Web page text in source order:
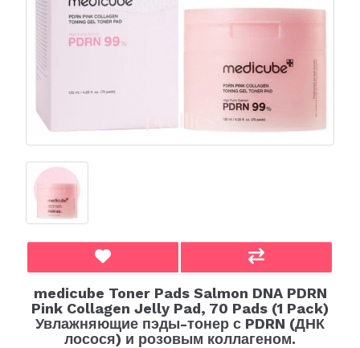
medicube Toner Pads Salmon DNA PDRN
Pink Collagen Jelly Pad, 70 Pads (1 Pack)
Увлажняющие пэды-тонер с PDRN (ДНК
лосося) и розовым коллагеном.